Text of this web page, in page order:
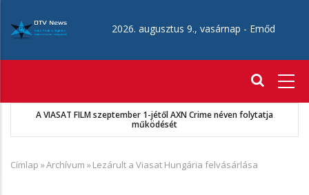
tartalomra
2026. augusztus 9., vasárnap - Emőd
A VIASAT FILM szeptember 1-jétől AXN Crime néven folytatja
működését
Morzsa
Címlap »Archívum »Lezárult a Viasat Hungária felvásárlása